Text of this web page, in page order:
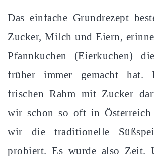
Das einfache Grundrezept
Zucker, Milch und Eiern,
Pfannkuchen (Eierkuchen)
früher immer gemacht hat.
frischen Rahm mit Zucker
wir schon so oft in Österreich
wir die traditionelle
probiert. Es wurde also Zeit.